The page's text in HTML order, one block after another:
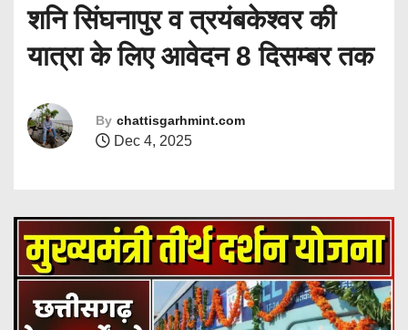
शनि सिंघनापुर व त्रयंबकेश्वर की
यात्रा के लिए आवेदन 8 दिसम्बर तक
By chattisgarhmint.com
Dec 4, 2025